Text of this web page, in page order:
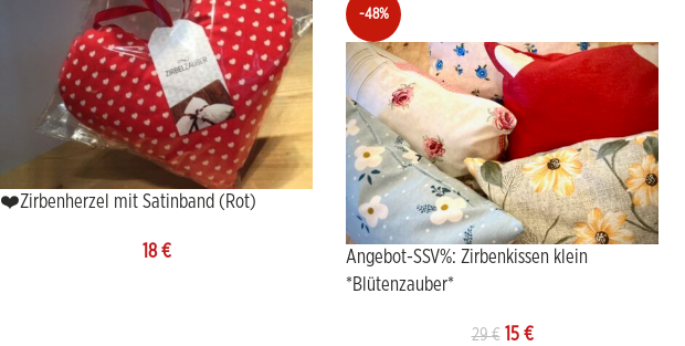
❤️Zirbenherzel mit Satinband (Rot)
18€
-48%
Angebot-SSV%: Zirbenkissen klein
*Blütenzauber*
29€ 15 €